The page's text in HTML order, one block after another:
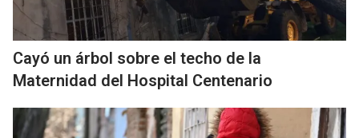
Cayó un árbol sobre el techo de la
Maternidad del Hospital Centenario